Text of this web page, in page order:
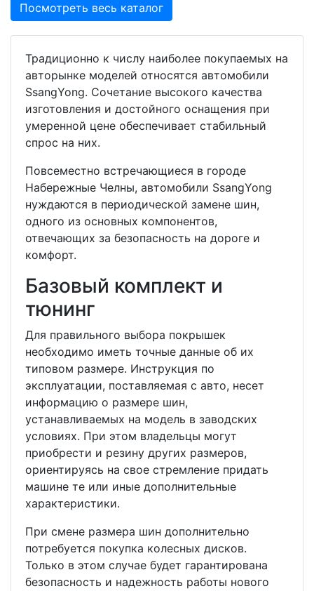
Посмотреть весь каталог
Традиционно к числу наиболее покупаемых на
авторынке моделей относятся автомобили
SsangYong. Сочетание высокого качества
изготовления и достойного оснащения при
умеренной цене обеспечивает стабильный
спрос на них.
Повсеместно встречающиеся в городе
Набережные Челны, автомобили SsangYong
нуждаются в периодической замене шин,
одного из основных компонентов,
отвечающих за безопасность на дороге и
комфорт.
Базовый комплект и
тюнинг
Для правильного выбора покрышек
необходимо иметь точные данные об их
типовом размере. Инструкция по
эксплуатации, поставляемая с авто, несет
информацию о размере шин,
устанавливаемых на модель в заводских
условиях. При этом владельцы могут
приобрести и резину других размеров,
ориентируясь на свое стремление придать
машине те или иные дополнительные
характеристики.
При смене размера шин дополнительно
потребуется покупка колесных дисков.
Только в этом случае будет гарантирована
безопасность и надежность работы нового